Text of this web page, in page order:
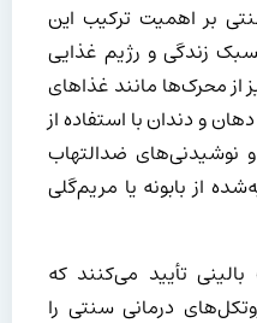
بر اهمیت ترکیب این
زندگی و رژیم غذایی
از محرک‌ها مانند غذاهای
و دندان با استفاده از
نوشیدنی‌های ضدالتهاب
از بابونه یا مریم‌گلی
تأیید می‌کنند که
درمانی سنتی را